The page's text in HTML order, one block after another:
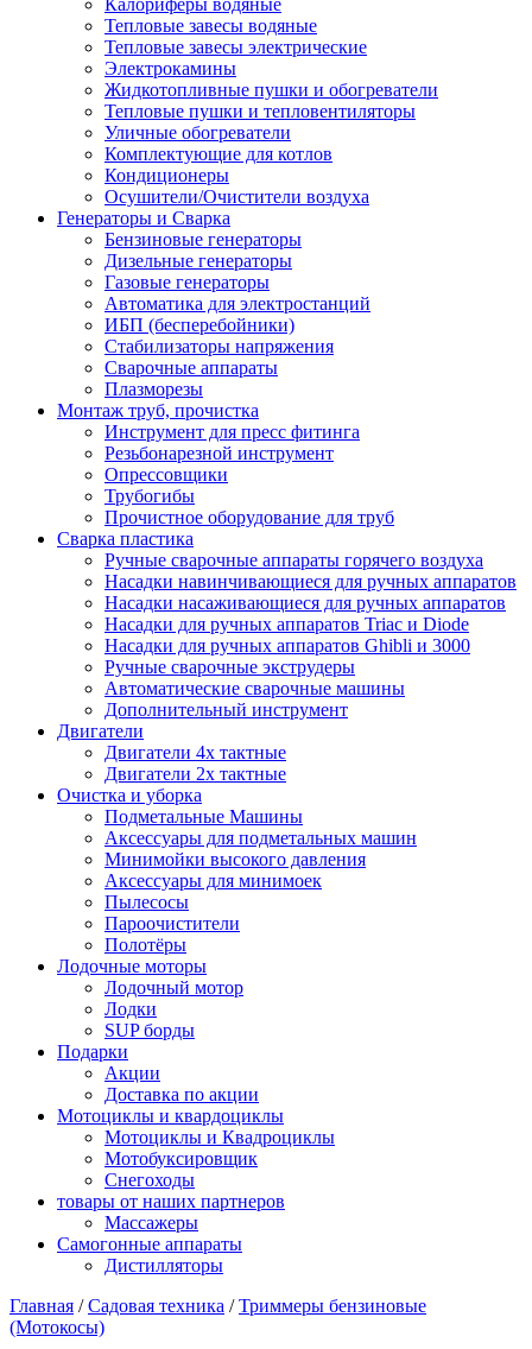
Калориферы водяные
Тепловые завесы водяные
Тепловые завесы электрические
Электрокамины
Жидкотопливные пушки и обогреватели
Тепловые пушки и тепловентиляторы
Уличные обогреватели
Комплектующие для котлов
Кондиционеры
Осушители/Очистители воздуха
Генераторы и Сварка
Бензиновые генераторы
Дизельные генераторы
Газовые генераторы
Автоматика для электростанций
ИБП (бесперебойники)
Стабилизаторы напряжения
Сварочные аппараты
Плазморезы
Монтаж труб, прочистка
Инструмент для пресс фитинга
Резьбонарезной инструмент
Опрессовщики
Трубогибы
Прочистное оборудование для труб
Сварка пластика
Ручные сварочные аппараты горячего воздуха
Насадки навинчивающиеся для ручных аппаратов
Насадки насаживающиеся для ручных аппаратов
Насадки для ручных аппаратов Triac и Diode
Насадки для ручных аппаратов Ghibli и 3000
Ручные сварочные экструдеры
Автоматические сварочные машины
Дополнительный инструмент
Двигатели
Двигатели 4х тактные
Двигатели 2х тактные
Очистка и уборка
Подметальные Машины
Аксессуары для подметальных машин
Минимойки высокого давления
Аксессуары для минимоек
Пылесосы
Пароочистители
Полотёры
Лодочные моторы
Лодочный мотор
Лодки
SUP борды
Подарки
Акции
Доставка по акции
Мотоциклы и квардоциклы
Мотоциклы и Квадроциклы
Мотобуксировщик
Снегоходы
товары от наших партнеров
Массажеры
Самогонные аппараты
Дистилляторы
Главная /Садовая техника /Триммеры бензиновые
(Мотокосы)